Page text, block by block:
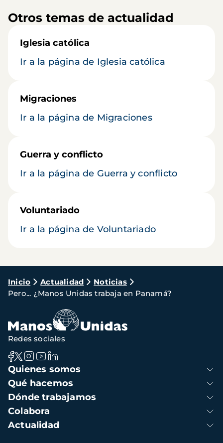
Otros temas de actualidad
Iglesia católica
Ir a la página de Iglesia católica
Migraciones
Ir a la página de Migraciones
Guerra y conflicto
Ir a la página de Guerra y conflicto
Voluntariado
Ir a la página de Voluntariado
Ruta
de
navegación
Inicio Actualidad
Noticias
Pero... ¿Manos Unidas trabaja en Panamá?
Navegación
principal
Quienes somos
Qué hacemos
Dónde trabajamos
Colabora
Actualidad
Redes sociales